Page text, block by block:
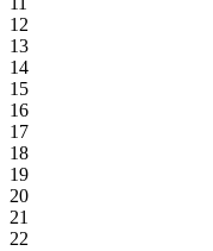
12
13
14
15
16
17
18
19
20
21
22